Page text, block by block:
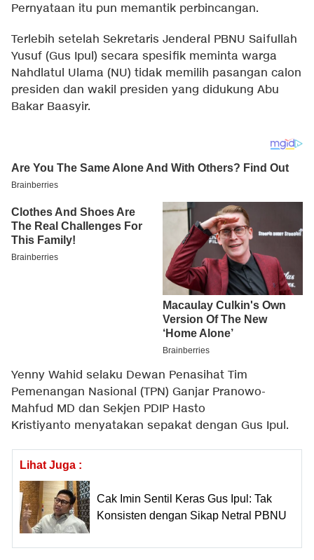
Pernyataan itu pun memantik perbincangan.
Terlebih setelah Sekretaris Jenderal PBNU Saifullah
Yusuf (Gus Ipul) secara spesifik meminta warga
Nahdlatul Ulama (NU) tidak memilih pasangan calon
presiden dan wakil presiden yang didukung Abu
Bakar Baasyir.
Yenny Wahid selaku Dewan Penasihat Tim
Pemenangan Nasional (TPN) Ganjar Pranowo-
Mahfud MD dan Sekjen PDIP Hasto
Kristiyanto menyatakan sepakat dengan Gus Ipul.
Lihat Juga :
Cak Imin Sentil Keras Gus Ipul: Tak
Konsisten dengan Sikap Netral PBNU